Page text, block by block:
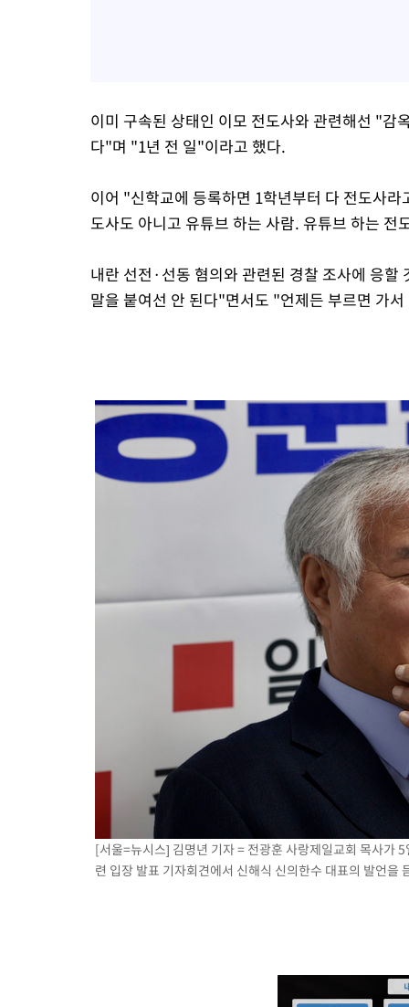
이미 구속된 상태인 이모 전도사와 관련해선 "감
다"며 "1년 전 일"이라고 했다.
이어 "신학교에 등록하면 1학년부터 다 전도사
도사도 아니고 유튜브 하는 사람. 유튜브 하는 전
내란 선전·선동 혐의와 관련된 경찰 조사에 응
말을 붙여선 안 된다"면서도 "언제든 부르면 가
[서울=뉴시스] 김명년 기자 = 전광훈 사랑제일교회 목사가
련 입장 발표 기자회견에서 신해식 신의한수 대표의 발언